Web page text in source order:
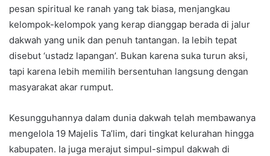
pesan spiritual ke ranah yang tak biasa, menjangkau
kelompok-kelompok yang kerap dianggap berada di jalur
dakwah yang unik dan penuh tantangan. Ia lebih tepat
disebut ‘ustadz lapangan’. Bukan karena suka turun aksi,
tapi karena lebih memilih bersentuhan langsung dengan
masyarakat akar rumput.
Kesungguhannya dalam dunia dakwah telah membawanya
mengelola 19 Majelis Ta’lim, dari tingkat kelurahan hingga
kabupaten. Ia juga merajut simpul-simpul dakwah di